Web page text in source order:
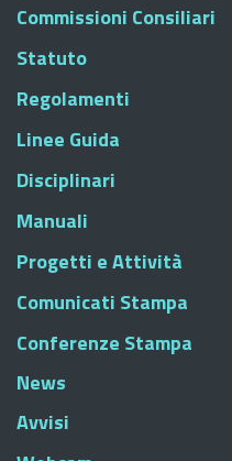
Commissioni Consiliari
Statuto
Regolamenti
Linee Guida
Disciplinari
Manuali
Progetti e Attività
Comunicati Stampa
Conferenze Stampa
News
Avvisi